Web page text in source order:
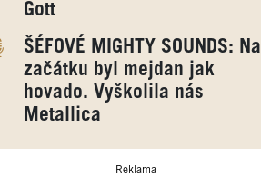
Gott
ŠÉFOVÉ MIGHTY SOUNDS: Na
začátku byl mejdan jak
hovado. Vyškolila nás
Metallica
Reklama